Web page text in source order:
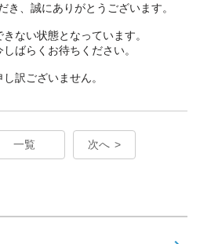
き、誠にありがとうございます。
ない状態となっています。
ばらくお待ちください。
訳ございません。
一覧 次へ